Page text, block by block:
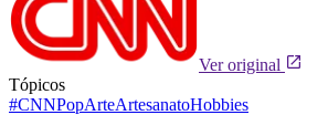
Ver original
Tópicos
#CNNPopArteArtesanatoHobbies